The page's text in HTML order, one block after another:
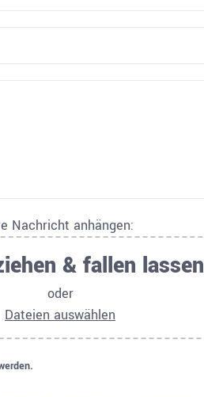
Nachricht anhängen:
& fallen lassen
oder
Dateien auswählen